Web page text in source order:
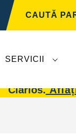
CAUTĂ
SERVICII
Clarios.